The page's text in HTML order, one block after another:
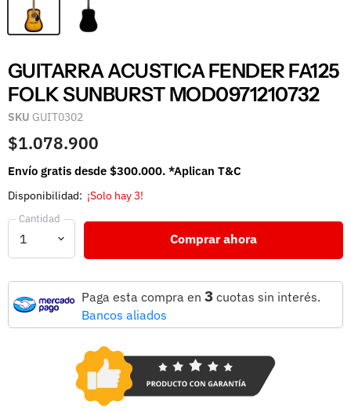
GUITARRA ACUSTICA FENDER FA125
FOLK SUNBURST MOD0971210732
SKU GUIT0302
$1.078.900
Envío gratis desde $300.000. *Aplican T&C
Disponibilidad: ¡Solo hay 3!
Cantidad
Comprar ahora
Paga esta compra en 3 cuotas sin interés.
Bancos aliados